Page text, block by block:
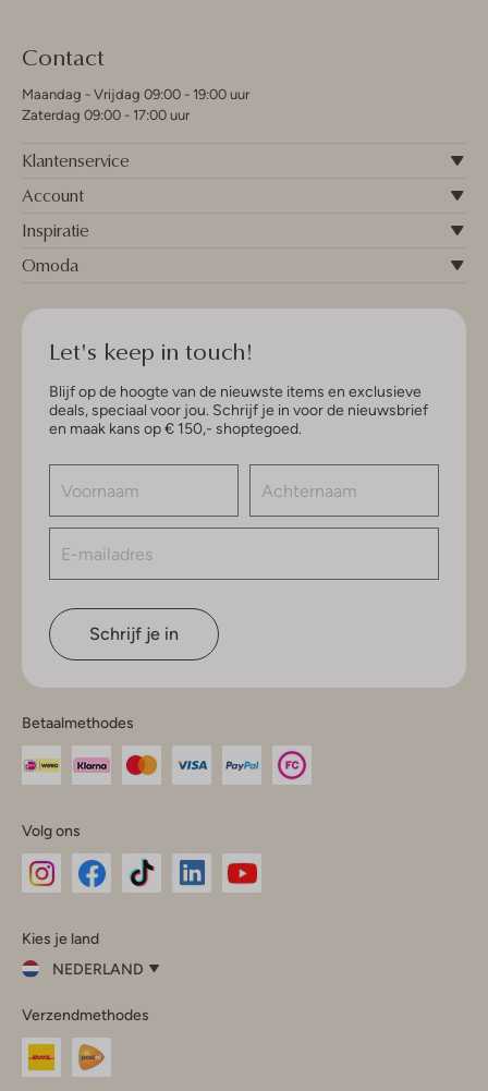
Contact
Maandag - Vrijdag 09:00 - 19:00 uur
Zaterdag 09:00 - 17:00 uur
Klantenservice
Account
Inspiratie
Omoda
Let's keep in touch!
Blijf op de hoogte van de nieuwste items en exclusieve
deals, speciaal voor jou. Schrijf je in voor de nieuwsbrief
en maak kans op € 150,- shoptegoed.
Schrijf je in
Betaalmethodes
Volg ons
InstagramFacebook
Kies je land
NEDERLAND
je
land
Nederland
Verzendmethodes